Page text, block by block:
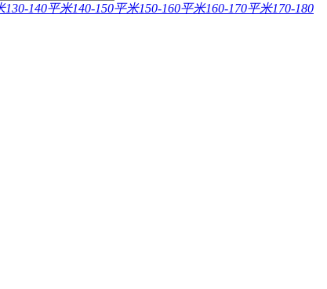
130-140平米140-150平米150-160平米160-170平米170-180